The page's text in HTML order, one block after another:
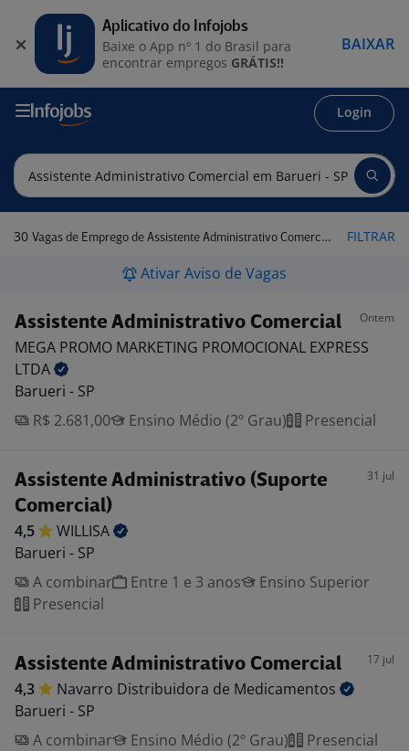
Login
30 Vagas de Emprego de Assistente Administrativo Comercial em Barueri - SP FILTRAR
Ativar Aviso de Vagas
Assistente Administrativo Comercial Ontem
MEGA PROMO MARKETING PROMOCIONAL EXPRESS
LTDA
Barueri - SP
R$ 2.681,00
Ensino Médio (2º Grau) Presencial
Assistente Administrativo (Suporte
Comercial)
31 jul
4,5
WILLISA
Barueri - SP
A combinar
Entre 1 e 3 anos
Ensino Superior
Presencial
Assistente Administrativo Comercial 17 jul
4,3 Navarro Distribuidora de Medicamentos
Barueri - SP
A combinar
Ensino Médio (2º Grau) Presencial
Aplicativo do Infojobs
Baixe o App nº 1 do Brasil para
encontrar empregos GRÁTIS!!
BAIXAR